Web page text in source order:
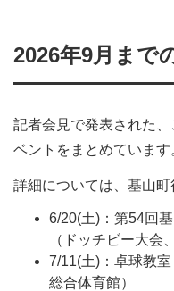
2026年9月まで
記者会見で発表された
ベントをまとめています
詳細については、基山町
6/20(土)：第54回
（ドッチビー大会
7/11(土)：卓球教
総合体育館）